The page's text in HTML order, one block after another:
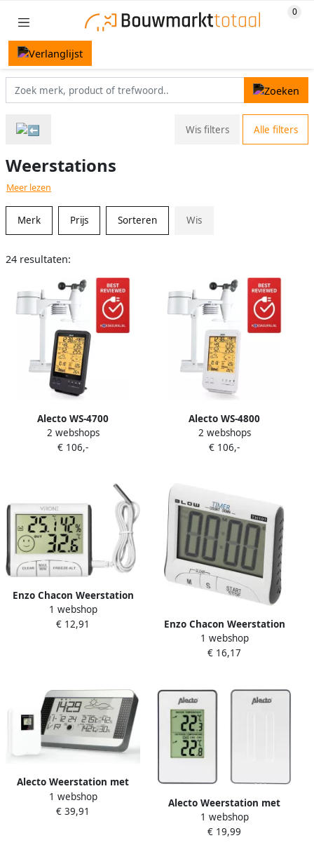
Wis filters Alle filters
Weerstations
Meer lezen
Merk Prijs Sorteren Wis
24 resultaten:
Alecto WS-4700
Professioneel weerstation
met draadloze sensor zwart
2 webshops
€ 106,-
Alecto WS-4800
Professioneel weerstation
met draadloze sensor wit
2 webshops
€ 106,-
Enzo Chacon Weerstation
met draadloze
buitensensor+barometer
1 webshop
€ 12,91
Enzo Chacon Weerstation
Kubus 8150100
1 webshop
€ 16,17
Alecto Weerstation met
draadloze sensor Silver WS-
1700
1 webshop
€ 39,91
Alecto Weerstation met
draadloze sensor wit WS-
1050
1 webshop
€ 19,99